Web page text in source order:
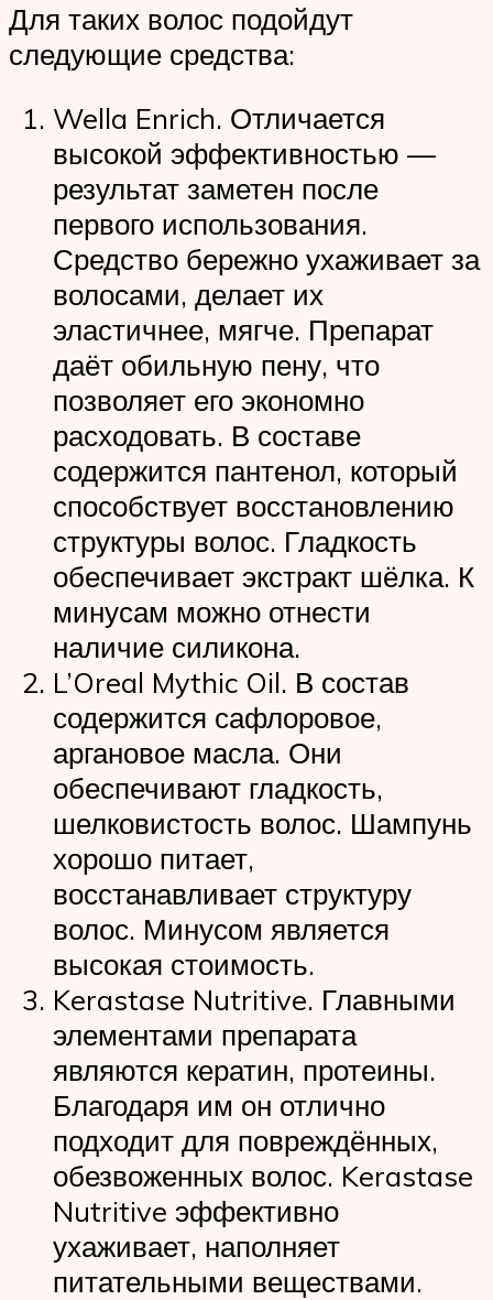
Для таких волос подойдут
следующие средства:
Wella Enrich. Отличается
высокой эффективностью —
результат заметен после
первого использования.
Средство бережно ухаживает за
волосами, делает их
эластичнее, мягче. Препарат
даёт обильную пену, что
позволяет его экономно
расходовать. В составе
содержится пантенол, который
способствует восстановлению
структуры волос. Гладкость
обеспечивает экстракт шёлка. К
минусам можно отнести
наличие силикона.
L’Oreal Mythic Oil. В состав
содержится сафлоровое,
аргановое масла. Они
обеспечивают гладкость,
шелковистость волос. Шампунь
хорошо питает,
восстанавливает структуру
волос. Минусом является
высокая стоимость.
Kerastase Nutritive. Главными
элементами препарата
являются кератин, протеины.
Благодаря им он отлично
подходит для повреждённых,
обезвоженных волос. Kerastase
Nutritive эффективно
ухаживает, наполняет
питательными веществами.